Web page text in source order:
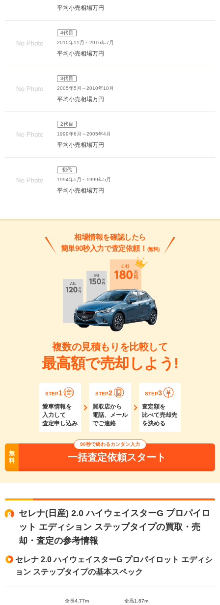
平均小売相場万円
4代目
2010年11月～2016年7月
平均小売相場万円
3代目
2005年5月～2010年10月
平均小売相場万円
2代目
1999年6月～2005年4月
平均小売相場万円
初代
1994年5月～1999年5月
平均小売相場万円
相場情報を確認したら
簡単90秒入力で査定依頼！ (無料)
複数の見積もりを比較して
最高額で売却しよう!
STEP1
愛車情報を
入力して
査定申し込み
STEP2
買取店から
電話、メール
でご連絡
STEP3
査定額を
比べて売却先
を決める
無
料
90秒で終わるカンタン入力
一括査定依頼スタート
セレナ(日産) 2.0 ハイウェイスターG プロパイロ
ット エディション ステップタイプの買取・売
却・査定の参考情報
セレナ 2.0 ハイウェイスターG プロパイロット エディシ
ョン ステップタイプの基本スペック
全長4.77m 全高1.87m